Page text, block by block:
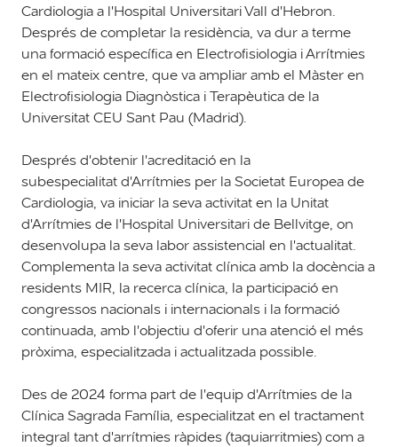
Cardiologia a l'Hospital Universitari Vall d'Hebron.
Després de completar la residència, va dur a terme
una formació específica en Electrofisiologia i Arrítmies
en el mateix centre, que va ampliar amb el Màster en
Electrofisiologia Diagnòstica i Terapèutica de la
Universitat CEU Sant Pau (Madrid).
Després d'obtenir l'acreditació en la
subespecialitat d'Arrítmies per la Societat Europea de
Cardiologia, va iniciar la seva activitat en la Unitat
d'Arrítmies de l'Hospital Universitari de Bellvitge, on
desenvolupa la seva labor assistencial en l'actualitat.
Complementa la seva activitat clínica amb la docència a
residents MIR, la recerca clínica, la participació en
congressos nacionals i internacionals i la formació
continuada, amb l'objectiu d'oferir una atenció el més
pròxima, especialitzada i actualitzada possible.
Des de 2024 forma part de l'equip d'Arrítmies de la
Clínica Sagrada Família, especialitzat en el tractament
integral tant d'arrítmies ràpides (taquiarritmies) com a